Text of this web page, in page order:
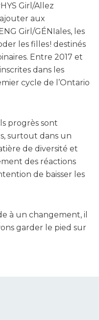
Girl/Allez
aux
Girl/GÉNIales, les
les filles ! destinés
Entre 2017 et
dans les
cycle de l’Ontario
progrès sont
surtout dans un
de diversité et
des réactions
de baisser les
à un changement, il
garder le pied sur